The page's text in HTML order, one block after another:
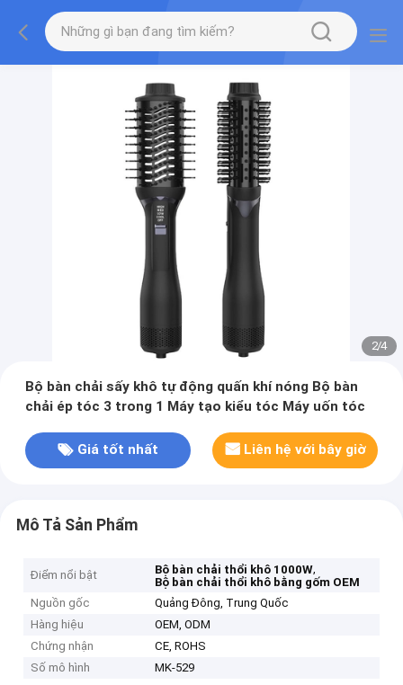
2/4
Bộ bàn chải sấy khô tự động quấn khí nóng Bộ bàn
chải ép tóc 3 trong 1 Máy tạo kiểu tóc Máy uốn tóc
Giá tốt nhất Liên hệ với bây giờ
Mô Tả Sản Phẩm
Điểm nổi bật Bộ bàn chải thổi khô 1000W,
Bộ bàn chải thổi khô bằng gốm OEM
Nguồn gốc
Quảng Đông, Trung Quốc
Hàng hiệu
OEM, ODM
Chứng nhận
CE, ROHS
Số mô hình
MK-529